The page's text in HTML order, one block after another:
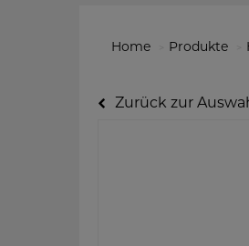
Home Produkte
Zurück zur